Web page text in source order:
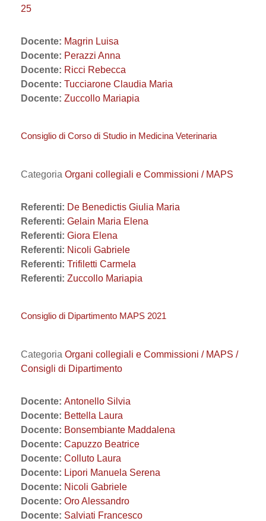
25
Docente: Magrin Luisa
Docente: Perazzi Anna
Docente: Ricci Rebecca
Docente: Tucciarone Claudia Maria
Docente: Zuccollo Mariapia
Consiglio di Corso di Studio in Medicina Veterinaria
Categoria Organi collegiali e Commissioni / MAPS
Referenti: De Benedictis Giulia Maria
Referenti: Gelain Maria Elena
Referenti: Giora Elena
Referenti: Nicoli Gabriele
Referenti: Trifiletti Carmela
Referenti: Zuccollo Mariapia
Consiglio di Dipartimento MAPS 2021
Categoria Organi collegiali e Commissioni / MAPS /
Consigli di Dipartimento
Docente: Antonello Silvia
Docente: Bettella Laura
Docente: Bonsembiante Maddalena
Docente: Capuzzo Beatrice
Docente: Colluto Laura
Docente: Lipori Manuela Serena
Docente: Nicoli Gabriele
Docente: Oro Alessandro
Docente: Salviati Francesco